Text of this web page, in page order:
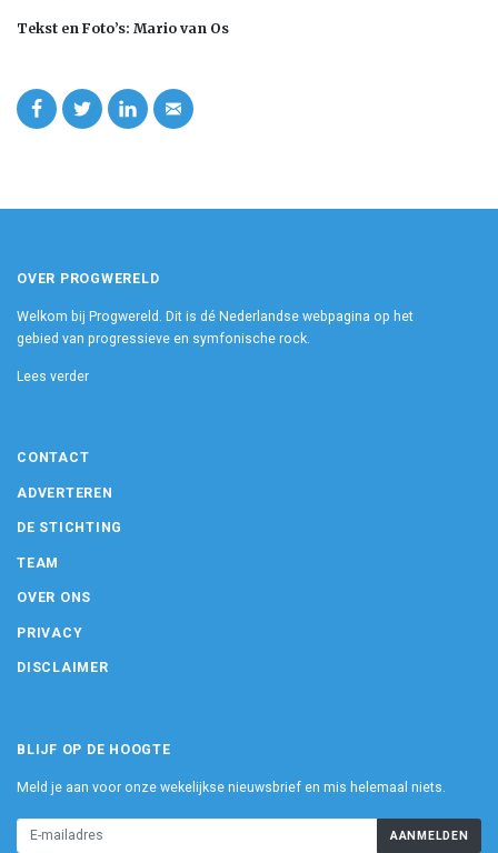
Tekst en Foto’s: Mario van Os
OVER PROGWERELD
Welkom bij Progwereld. Dit is dé Nederlandse webpagina op het
gebied van progressieve en symfonische rock.
Lees verder
CONTACT
ADVERTEREN
DE STICHTING
TEAM
OVER ONS
PRIVACY
DISCLAIMER
BLIJF OP DE HOOGTE
Meld je aan voor onze wekelijkse nieuwsbrief en mis helemaal niets.
AANMELDEN